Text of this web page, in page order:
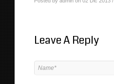
Leave A Reply